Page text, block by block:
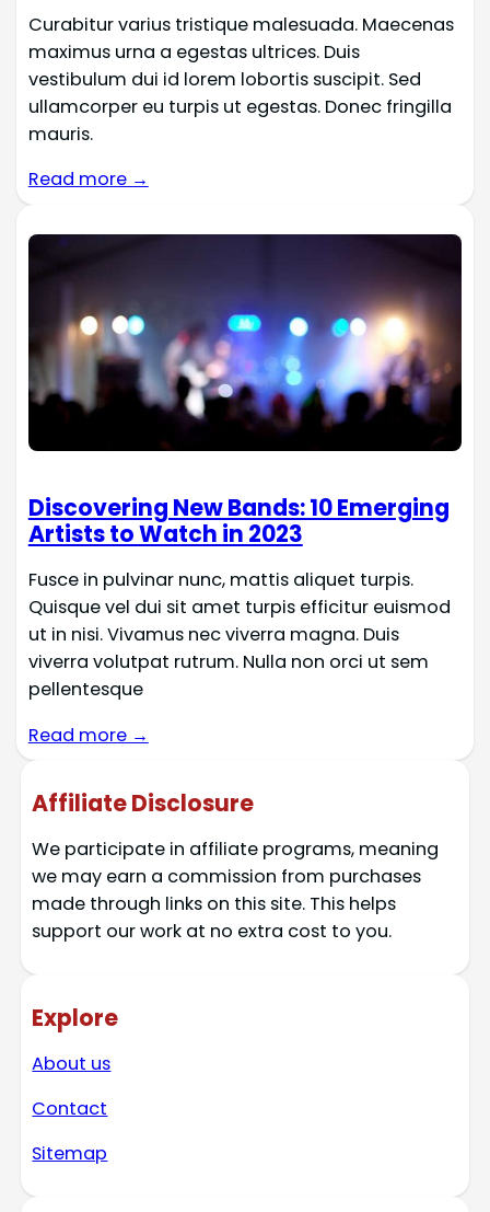
Curabitur varius tristique malesuada. Maecenas
maximus urna a egestas ultrices. Duis
vestibulum dui id lorem lobortis suscipit. Sed
ullamcorper eu turpis ut egestas. Donec fringilla
mauris.
Read more →
Discovering New Bands: 10 Emerging
Artists to Watch in 2023
Fusce in pulvinar nunc, mattis aliquet turpis.
Quisque vel dui sit amet turpis efficitur euismod
ut in nisi. Vivamus nec viverra magna. Duis
viverra volutpat rutrum. Nulla non orci ut sem
pellentesque
Read more →
Affiliate Disclosure
We participate in affiliate programs, meaning
we may earn a commission from purchases
made through links on this site. This helps
support our work at no extra cost to you.
Explore
About us
Contact
Sitemap